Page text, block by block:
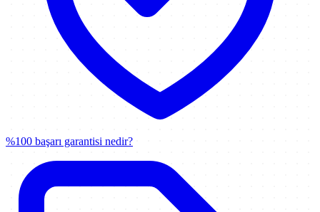
%100 başarı garantisi nedir?